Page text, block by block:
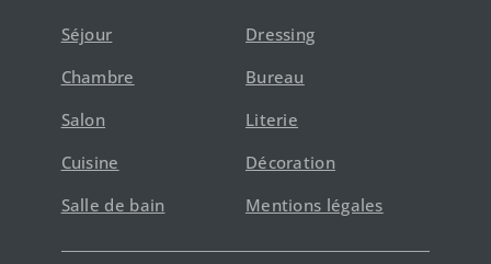
Séjour
Chambre
Salon
Cuisine
Salle de bain
Dressing
Bureau
Literie
Décoration
Mentions légales